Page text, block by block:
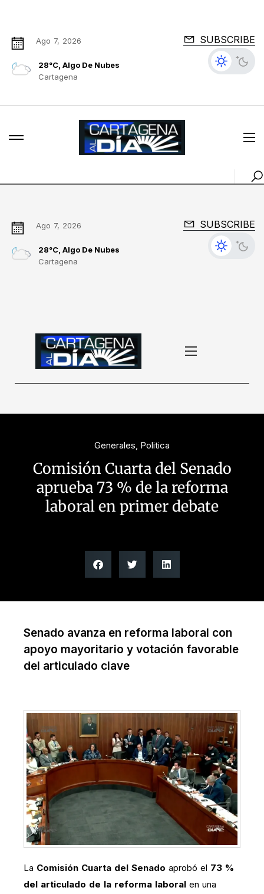
Ago 7, 2026
28°C, Algo De Nubes
Cartagena
SUBSCRIBE
Ago 7, 2026
28°C, Algo De Nubes
Cartagena
SUBSCRIBE
Generales, Politica
Comisión Cuarta del Senado
aprueba 73 % de la reforma
laboral en primer debate
Senado avanza en reforma laboral con
apoyo mayoritario y votación favorable
del articulado clave
La Comisión Cuarta del Senado aprobó el 73 %
del articulado de la reforma laboral en una